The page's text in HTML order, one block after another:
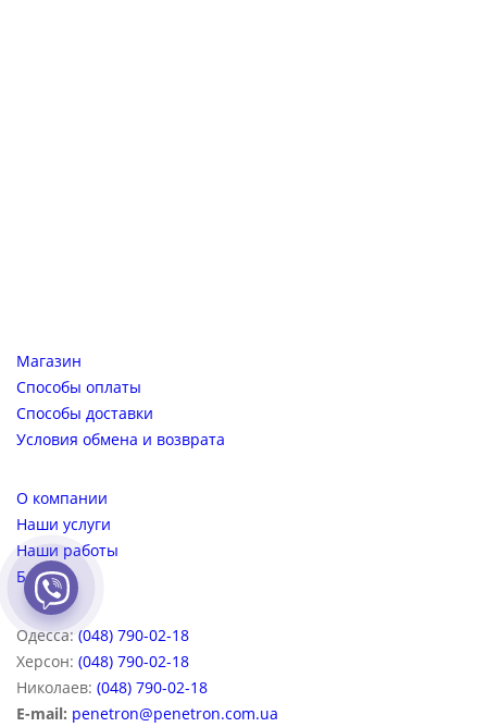
Магазин
Способы оплаты
Способы доставки
Условия обмена и возврата
О компании
Наши услуги
Наши работы
Блог
Одесса: (048) 790-02-18
Херсон: (048) 790-02-18
Николаев: (048) 790-02-18
E-mail: penetron@penetron.com.ua